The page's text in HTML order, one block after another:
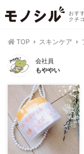
おす
クチ
TOP スキンケア
会社員
もややい